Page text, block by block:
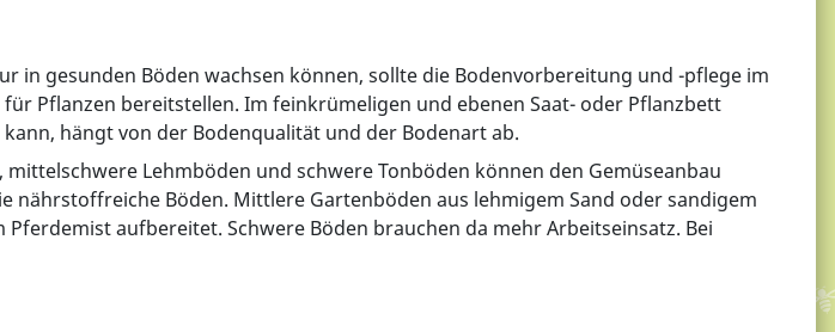
in gesunden Böden wachsen können, sollte die Bodenvorbereitung und -pflege im
Pflanzen bereitstellen. Im feinkrümeligen und ebenen Saat- oder Pflanzbett
hängt von der Bodenqualität und der Bodenart ab.
Lehmböden und schwere Tonböden können den Gemüseanbau
Böden. Mittlere Gartenböden aus lehmigem Sand oder sandigem
aufbereitet. Schwere Böden brauchen da mehr Arbeitseinsatz. Bei